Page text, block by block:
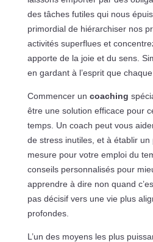
des tâches futiles qui nous
primordial de hiérarchiser nos
activités superflues et
apporte de la joie et du sens.
en gardant à l’esprit que
Commencer un coaching
être une solution efficace pour
temps. Un coach peut vous
de stress inutiles, et à établir un
mesure pour votre emploi du
conseils personnalisés pour
apprendre à dire non quand
pas décisif vers une vie plus
profondes.
L’un des moyens les plus